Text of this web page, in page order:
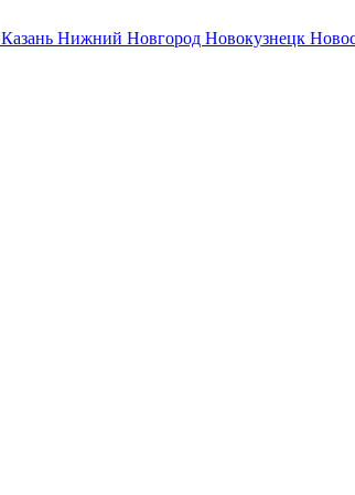
Казань Нижний Новгород Новокузнецк